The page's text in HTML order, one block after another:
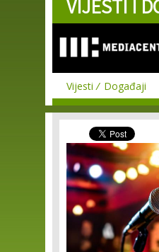
Skip to
main
VIJESTI I
Vijesti Događaji